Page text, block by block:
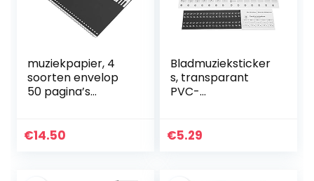
muziekpapier, 4
soorten envelop
50 pagina’s
sHulp, correctie
€14.50
Bladmuzieksticker
s, transparant
PVC-
bedienen
€5.29